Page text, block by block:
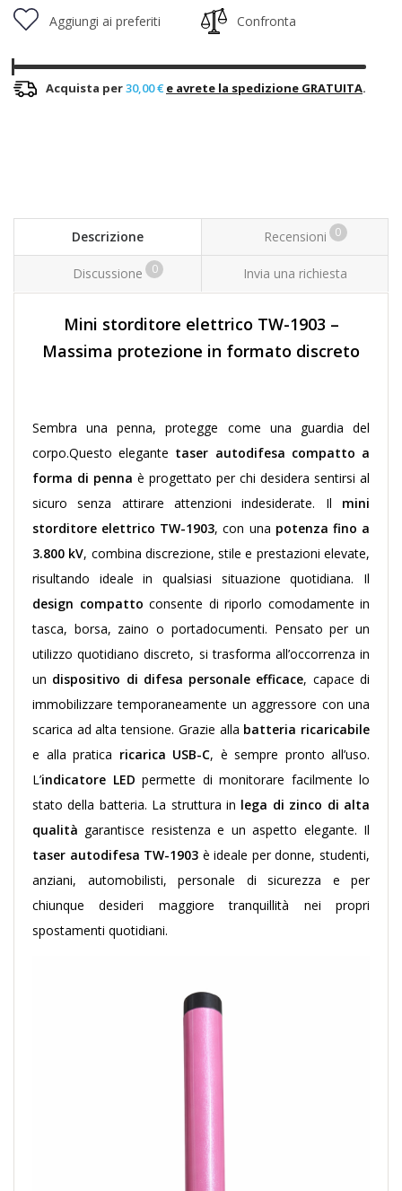
Aggiungi ai preferiti Confronta
Acquista per30,00 € e avrete la spedizione GRATUITA.
Descrizione Recensioni 0
Discussione 0 Invia una richiesta
Mini storditore elettrico TW-1903 –
Massima protezione in formato discreto
Sembra una penna, protegge come una guardia del
corpo.Questo elegante taser autodifesa compatto a
forma di penna è progettato per chi desidera sentirsi al
sicuro senza attirare attenzioni indesiderate. Il mini
storditore elettrico TW-1903, con una potenza fino a
3.800 kV, combina discrezione, stile e prestazioni elevate,
risultando ideale in qualsiasi situazione quotidiana. Il
design compatto consente di riporlo comodamente in
tasca, borsa, zaino o portadocumenti. Pensato per un
utilizzo quotidiano discreto, si trasforma all’occorrenza in
un dispositivo di difesa personale efficace, capace di
immobilizzare temporaneamente un aggressore con una
scarica ad alta tensione. Grazie alla batteria ricaricabile
e alla pratica ricarica USB-C, è sempre pronto all’uso.
L’indicatore LED permette di monitorare facilmente lo
stato della batteria. La struttura in lega di zinco di alta
qualità garantisce resistenza e un aspetto elegante. Il
taser autodifesa TW-1903 è ideale per donne, studenti,
anziani, automobilisti, personale di sicurezza e per
chiunque desideri maggiore tranquillità nei propri
spostamenti quotidiani.